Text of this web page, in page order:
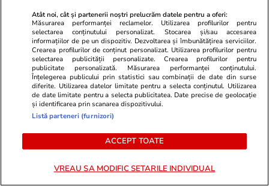
revolta din PNL. Robert Sighiartău:
președintele a participat la întâlniri cu
gruparea Veștea
Atât noi, cât și partenerii noștri prelucrăm datele pentru a oferi:
Măsurarea performanței reclamelor. Utilizarea profilurilor pentru
selectarea conținutului personalizat. Stocarea și/sau accesarea
informațiilor de pe un dispozitiv. Dezvoltarea și îmbunătățirea serviciilor.
Crearea profilurilor de conținut personalizat. Utilizarea profilurilor pentru
selectarea publicității personalizate. Crearea profilurilor pentru
publicitate personalizată. Măsurarea performanței conținutului.
Înțelegerea publicului prin statistici sau combinații de date din surse
diferite. Utilizarea datelor limitate pentru a selecta conținutul. Utilizarea
de date limitate pentru a selecta publicitatea. Date precise de geolocație
și identificarea prin scanarea dispozitivului.
Listă parteneri (furnizori)
ACCEPT TOATE
VREAU SA MODIFIC SETARILE INDIVIDUAL